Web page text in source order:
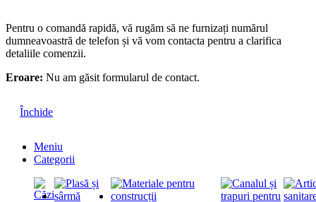
Pentru o comandă rapidă, vă rugăm să ne furnizați numărul
dumneavoastră de telefon și vă vom contacta pentru a clarifica
detaliile comenzii.
Eroare: Nu am găsit formularul de contact.
Închide
Meniu
Categorii